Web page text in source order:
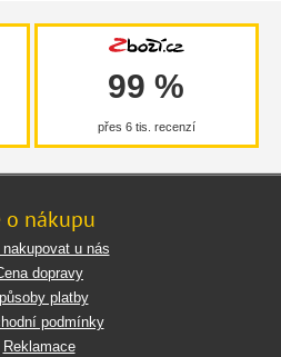
99 %
přes 6 tis. recenzí
o nákupu
nakupovat u nás
dopravy
platby
podmínky
Reklamace